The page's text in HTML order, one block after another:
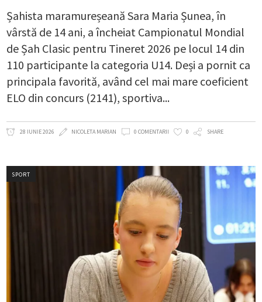
Șahista maramureșeană Sara Maria Șunea, în
vârstă de 14 ani, a încheiat Campionatul Mondial
de Șah Clasic pentru Tineret 2026 pe locul 14 din
110 participante la categoria U14. Deși a pornit ca
principala favorită, având cel mai mare coeficient
ELO din concurs (2141), sportiva
28 IUNIE 2026 NICOLETA MARIAN 0 COMENTARII 0 SHARE
SPORT